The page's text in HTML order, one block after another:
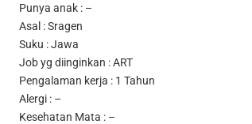
Punya anak : –
Asal : Sragen
Suku : Jawa
Job yg diinginkan : ART
Pengalaman kerja : 1 Tahun
Alergi : –
Kesehatan Mata : –